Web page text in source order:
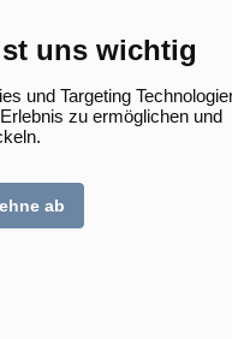
uns wichtig
und Targeting
zu ermöglichen und
ab